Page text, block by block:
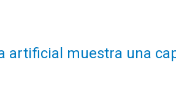
artificial muestra una